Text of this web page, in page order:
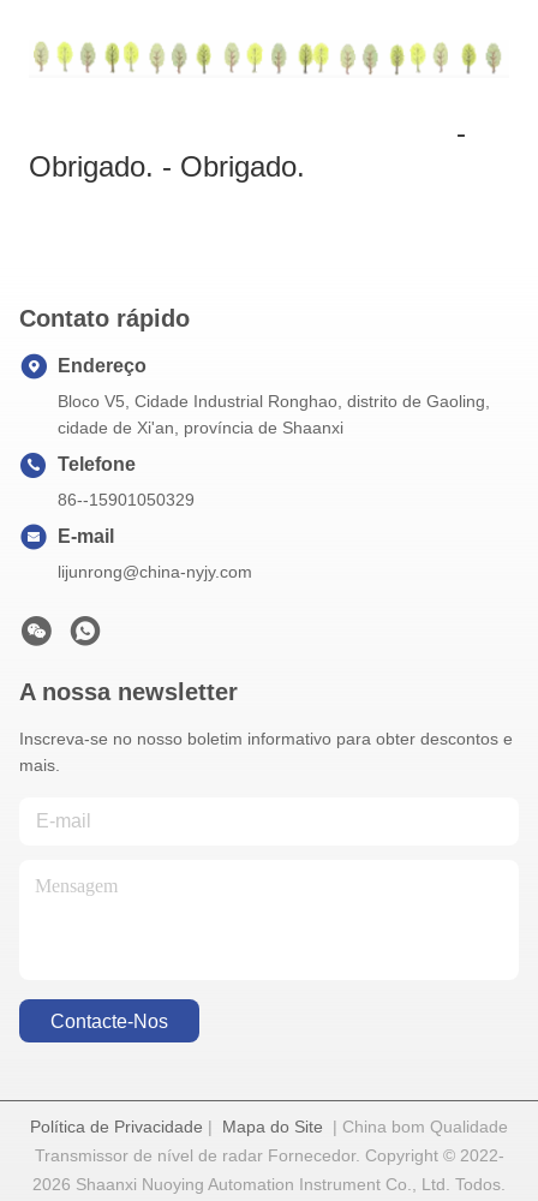
-
Obrigado. - Obrigado.
Contato rápido
Endereço
Bloco V5, Cidade Industrial Ronghao, distrito de Gaoling,
cidade de Xi'an, província de Shaanxi
Telefone
86--15901050329
E-mail
lijunrong@china-nyjy.com
A nossa newsletter
Inscreva-se no nosso boletim informativo para obter descontos e
mais.
Contacte-Nos
Política de Privacidade | Mapa do Site | China bom Qualidade
Transmissor de nível de radar Fornecedor. Copyright © 2022-
2026 Shaanxi Nuoying Automation Instrument Co., Ltd. Todos.